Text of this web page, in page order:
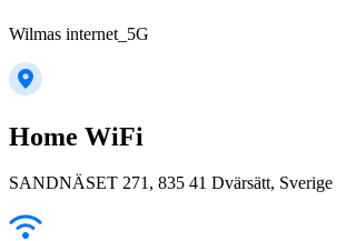
Wilmas internet_5G
Home WiFi
SANDNÄSET 271, 835 41 Dvärsätt, Sverige